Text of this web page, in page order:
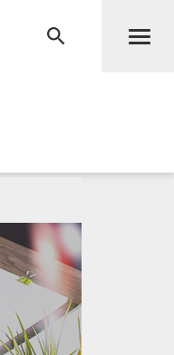
RECHERCHE